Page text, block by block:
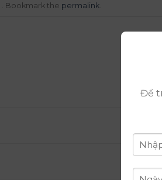
. Bookmark the permalink
Để